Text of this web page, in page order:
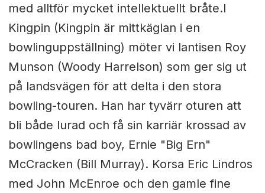
med alltför mycket intellektuellt bråte.I
Kingpin (Kingpin är mittkäglan i en
bowlinguppställning) möter vi lantisen Roy
Munson (Woody Harrelson) som ger sig ut
på landsvägen för att delta i den stora
bowling-touren. Han har tyvärr oturen att
bli både lurad och få sin karriär krossad av
bowlingens bad boy, Ernie "Big Ern"
McCracken (Bill Murray). Korsa Eric Lindros
med John McEnroe och den gamle fine